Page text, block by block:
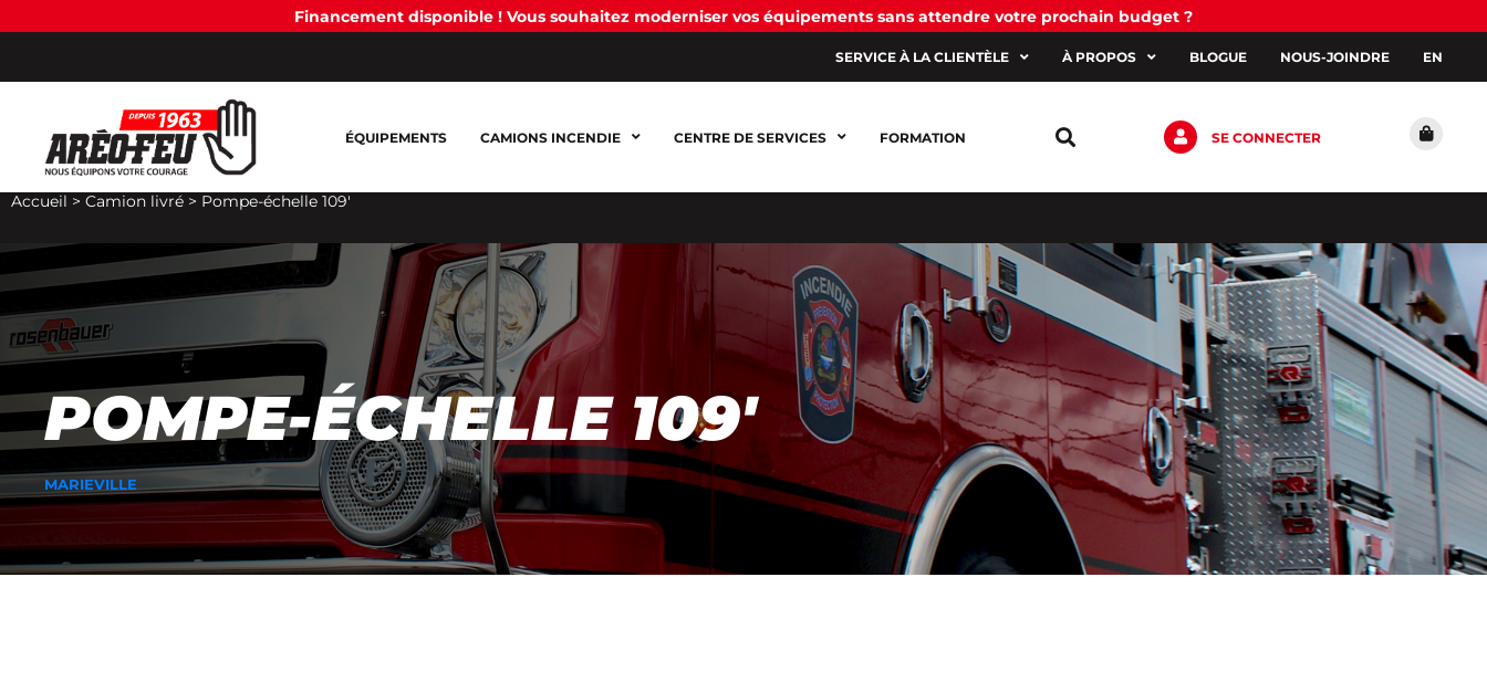
Financement disponible ! Vous souhaitez moderniser vos équipements sans attendre votre prochain budget ?
SERVICE À LA CLIENTÈLE À PROPOS BLOGUE NOUS-JOINDRE EN
ÉQUIPEMENTS CAMIONS INCENDIE CENTRE DE SERVICES FORMATION SE CONNECTER
Accueil > Camion livré > Pompe-échelle 109′
POMPE-ÉCHELLE 109′
MARIEVILLE